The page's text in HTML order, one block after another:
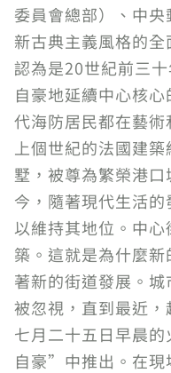
委員會總部）、中
新古典主義風格的
認為是20世紀前三
自豪地延續中心核
代海防居民都在藝術
上個世紀的法國建
墅，被尊為繁榮港
今，隨著現代生活
以維持其地位。中
築。這就是為什麼
著新的街道發展。
被忽視，直到最近
七月二十五日早晨
自豪”中推出。在現